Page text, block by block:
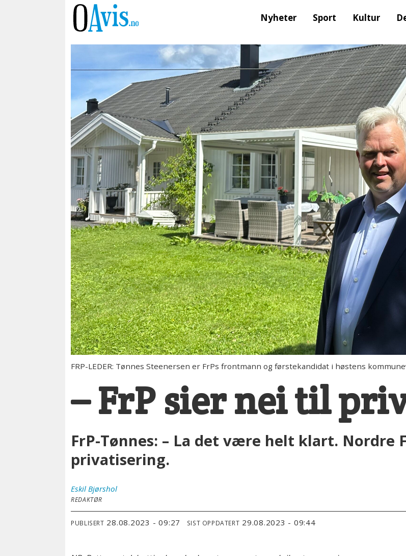
Nyheter Sport Kultur
FRP-LEDER: Tønnes Steenersen er FrPs frontmann og førstekandidat i høstens
– FrP sier nei til
FrP-Tønnes: – La det være helt klart. Nordre
privatisering.
Eskil Bjørshol
REDAKTØR
PUBLISERT 28.08.2023 - 09:27 SIST OPPDATERT 29.08.2023 - 09:44